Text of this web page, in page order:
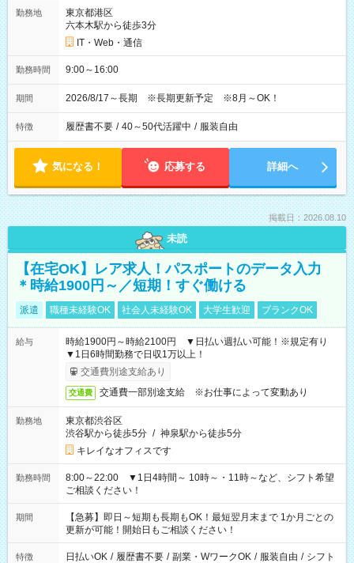
勤務地
東京都港区
六本木駅から徒歩3分
IT・Web・通信
勤務時間 9:00～16:00
期間 2026/8/17～長期 ※長期更新予定 ※8月～OK！
特徴 履歴書不要 / 40～50代活躍中 / 服装自由
気になる！ 応募する 詳細へ
掲載日：2026.08.10
未読
【在宅OK】レア求人！パスポートのデータ入力
＊時給1900円～／短期！すぐ働ける
派遣 職種未経験OK 社会人未経験OK 大学生歓迎 ブランクOK
給与
時給1900円～時給2100円 ▼日払い週払い可能！※規定有り
▼1日6時間勤務で日収1万以上！
交通費別途支給あり
交通費 交通費一部別途支給 ※お仕事によって変動あり
勤務地
東京都渋谷区
渋谷駅から徒歩5分 / 神泉駅から徒歩5分
キレイなオフィスです
勤務時間
8:00～22:00 ▼1日4時間～ 10時～・11時～など、シフト希望
ご相談ください！
期間
【急募】即日～短期も長期もOK！最短翌月末まで 1か月ごとの
更新が可能！開始日もご相談ください！
特徴 日払いOK / 履歴書不要 / 副業・WワークOK / 服装自由 / シフト